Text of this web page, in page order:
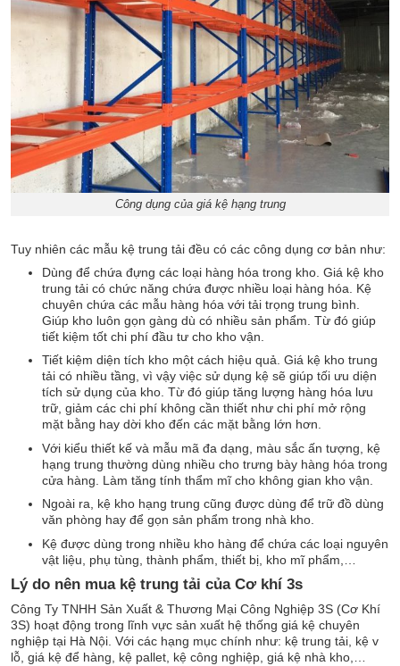
Công dụng của giá kệ hạng trung
Tuy nhiên các mẫu kệ trung tải đều có các công dụng cơ bản như:
Dùng để chứa đựng các loại hàng hóa trong kho. Giá kệ kho
trung tải có chức năng chứa được nhiều loại hàng hóa. Kệ
chuyên chứa các mẫu hàng hóa với tải trọng trung bình.
Giúp kho luôn gọn gàng dù có nhiều sản phẩm. Từ đó giúp
tiết kiệm tốt chi phí đầu tư cho kho vận.
Tiết kiệm diện tích kho một cách hiệu quả. Giá kệ kho trung
tải có nhiều tầng, vì vậy việc sử dụng kệ sẽ giúp tối ưu diện
tích sử dụng của kho. Từ đó giúp tăng lượng hàng hóa lưu
trữ, giảm các chi phí không cần thiết như chi phí mở rộng
mặt bằng hay dời kho đến các mặt bằng lớn hơn.
Với kiểu thiết kế và mẫu mã đa dạng, màu sắc ấn tượng, kệ
hạng trung thường dùng nhiều cho trưng bày hàng hóa trong
cửa hàng. Làm tăng tính thẩm mĩ cho không gian kho vận.
Ngoài ra, kệ kho hạng trung cũng được dùng để trữ đồ dùng
văn phòng hay để gọn sản phẩm trong nhà kho.
Kệ được dùng trong nhiều kho hàng để chứa các loại nguyên
vật liệu, phụ tùng, thành phẩm, thiết bị, kho mĩ phẩm,…
Lý do nên mua kệ trung tải của Cơ khí 3s
Công Ty TNHH Sản Xuất & Thương Mại Công Nghiệp 3S (Cơ Khí
3S) hoạt động trong lĩnh vực sản xuất hệ thống giá kệ chuyên
nghiệp tại Hà Nội. Với các hạng mục chính như: kệ trung tải, kệ v
lỗ, giá kệ để hàng, kệ pallet, kệ công nghiệp, giá kệ nhà kho,…